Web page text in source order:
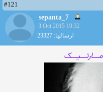
#121
sepanta_7
3 Oct 2015 19:32
ارسالها: 23327
مـــارتـــیـــک